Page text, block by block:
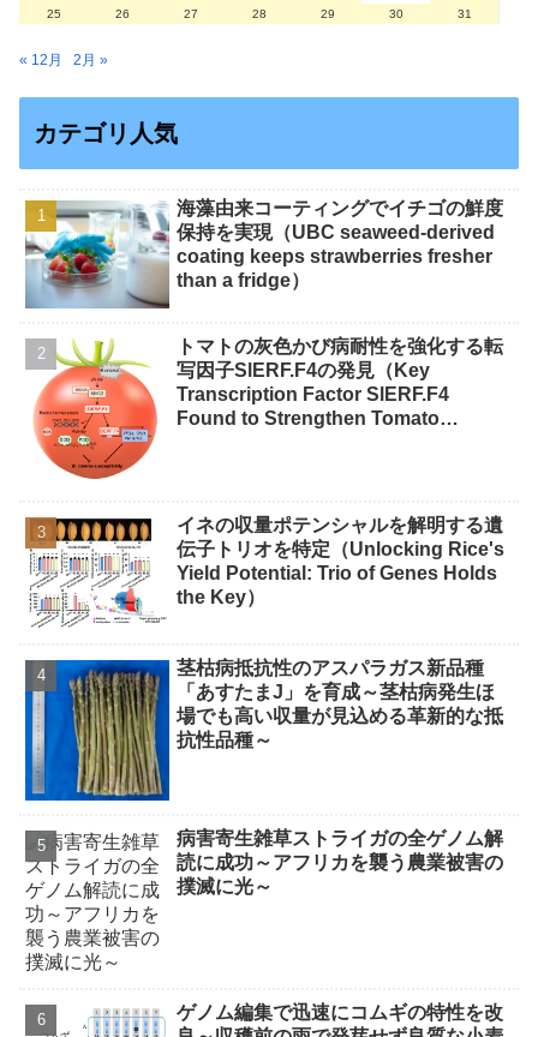
25
26 27 28 29 30 31
« 12月 2月 »
カテゴリ人気
海藻由来コーティングでイチゴの鮮度
保持を実現（UBC seaweed-derived
coating keeps strawberries fresher
than a fridge）
トマトの灰色かび病耐性を強化する転
写因子SlERF.F4の発見（Key
Transcription Factor SlERF.F4
Found to Strengthen Tomato
イネの収量ポテンシャルを解明する遺
伝子トリオを特定（Unlocking Rice's
Yield Potential: Trio of Genes Holds
the Key）
茎枯病抵抗性のアスパラガス新品種
「あすたまJ」を育成～茎枯病発生ほ
場でも高い収量が見込める革新的な抵
抗性品種～
病害寄生雑草ストライガの全ゲノム解
読に成功～アフリカを襲う農業被害の
撲滅に光～
ゲノム編集で迅速にコムギの特性を改